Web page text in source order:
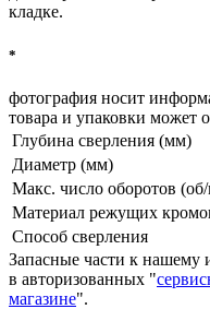
кладке.
*
фотография носит
товара и упаковки может
Глубина сверления (мм)
Диаметр (мм)
Макс. число оборотов
Материал режущих
Способ сверления
Запасные части к нашему
в авторизованных "
магазине".